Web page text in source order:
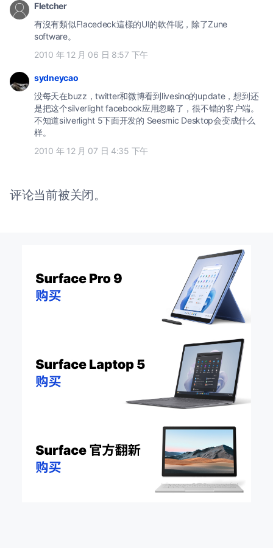
Fletcher
有沒有類似F!acedeck這樣的UI的軟件呢，除了Zune
software。
2010 年 12 月 06 日 8:57 下午
sydneycao
没每天在buzz，twitter和微博看到livesino的update，想到还
是把这个silverlight facebook应用忽略了，很不错的客户端。
不知道silverlight 5下面开发的 Seesmic Desktop会变成什么
样。
2010 年 12 月 07 日 4:35 下午
评论当前被关闭。